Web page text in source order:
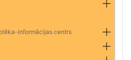
informācijas centrs